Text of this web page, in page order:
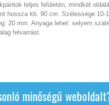
teljes felületén, mindkét
hossza kb. 90 cm. Szélessége 10-
20 mm. Anyaga lehet: selyem
felvarrást.
minőségű